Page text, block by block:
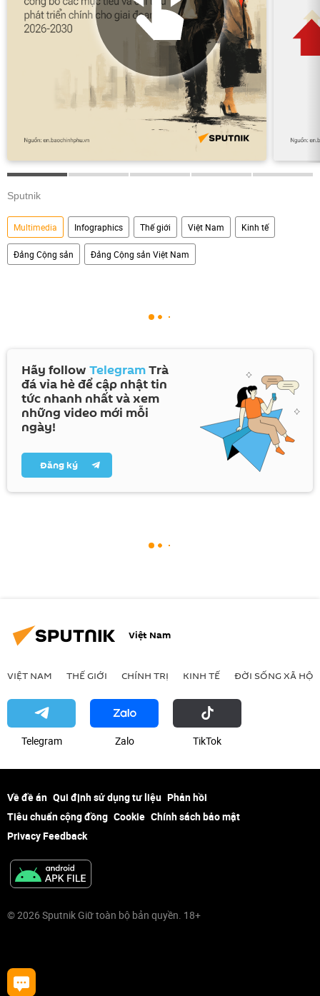
Sputnik
Multimedia Infographics Thế giới Việt Nam Kinh tế
Đảng Cộng sản Đảng Cộng sản Việt Nam
Hãy follow TelegramTrà
đá vỉa hè để cập nhật tin
tức nhanh nhất và xem
những video mới mỗi
ngày!
Đăng ký
Việt Nam
VIỆT NAM THẾ GIỚI CHÍNH TRỊ KINH TẾ ĐỜI SỐNG XÃ HỘI
Telegram Zalo ТikТоk
Về đề án Qui định sử dụng tư liệu Phản hồi
Tiêu chuẩn cộng đồng Cookie Chính sách bảo mật
Privacy Feedback
© 2026 Sputnik Giữ toàn bộ bản quyền. 18+